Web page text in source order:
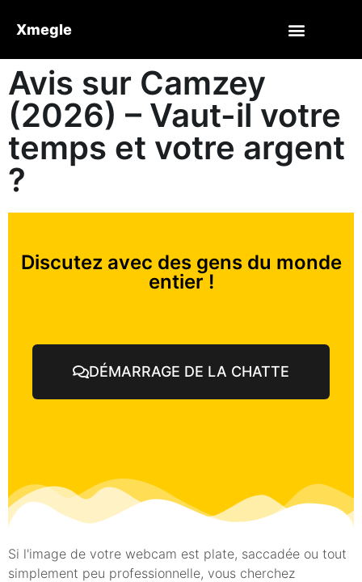
Xmegle
Avis sur Camzey
(2026) – Vaut-il votre
temps et votre argent
?
Discutez avec des gens du monde
entier !
DÉMARRAGE DE LA CHATTE
Si l'image de votre webcam est plate, saccadée ou tout
simplement peu professionnelle, vous cherchez